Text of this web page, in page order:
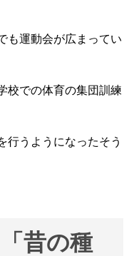
も運動会が広まってい
校での体育の集団訓練
行うようになったそう
昔の種